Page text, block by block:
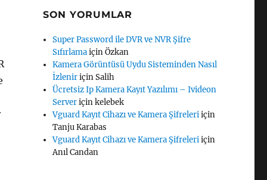
SON YORUMLAR
Super Password ile DVR ve NVR Şifre
SıfırlamaiçinÖzkan
Kamera Görüntüsü Uydu Sisteminden Nasıl
İzleniriçinSalih
Ücretsiz Ip Kamera Kayıt Yazılımı – Ivideon
Serveriçinkelebek
Vguard Kayıt Cihazı ve Kamera Şifreleriiçin
Tanju Karabas
Vguard Kayıt Cihazı ve Kamera Şifreleriiçin
Anıl Candan